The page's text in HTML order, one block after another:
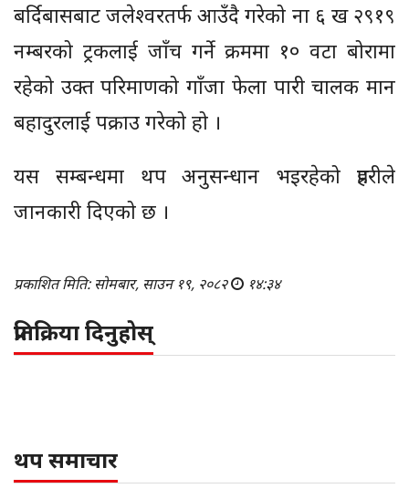
बर्दिबासबाट जलेश्वरतर्फ आउँदै गरेको ना ६ ख २९१९
नम्बरको ट्रकलाई जाँच गर्ने क्रममा १० वटा बोरामा
रहेको उक्त परिमाणको गाँजा फेला पारी चालक मान
बहादुरलाई पक्राउ गरेको हो ।
यस सम्बन्धमा थप अनुसन्धान भइरहेको प्रहरीले
जानकारी दिएको छ ।
प्रकाशित मिति: सोमबार, साउन १९, २०८२ १४:३४
प्रतिक्रिया दिनुहोस्
थप समाचार